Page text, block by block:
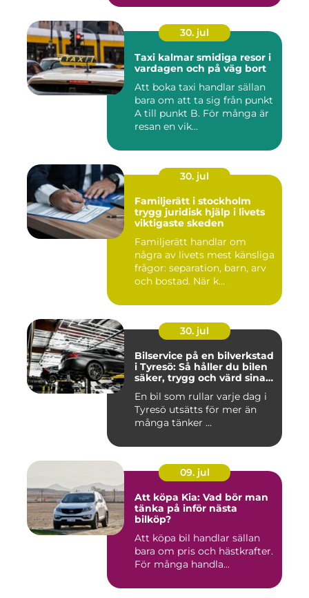
30. jul
Taxi kalmar smidiga resor i
vardagen och på väg bort
Att boka taxi handlar sällan
bara om att ta sig från punkt
A till punkt B. För många är
resan en vik...
30. jul
Familjerätt i stockholm
trygg juridisk hjälp i livets
viktigaste skeden
Familjerätt handlar om
några av livets mest känsliga
frågor: separation, barn, arv
och bostad. När k...
30. jul
Bilservice på en bilverkstad
i Tyresö: Så håller du bilen
säker, trygg och värd sina
En bil som rullar varje dag i
Tyresö utsätts för mer än
många tänker ...
09. jul
Att köpa Kia: Vad bör man
tänka på inför nästa
bilköp?
Att köpa bil handlar sällan
bara om pris och hästkrafter.
För många handla...